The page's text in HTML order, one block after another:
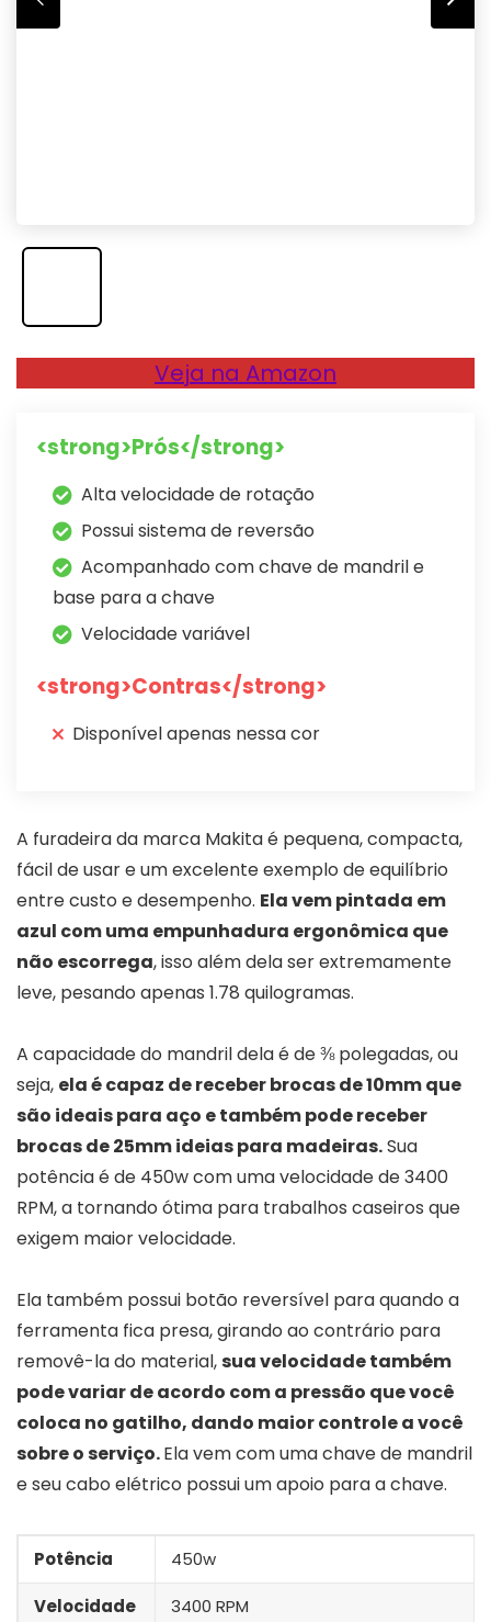
Veja na Amazon
<strong>Prós</strong>
Alta velocidade de rotação
Possui sistema de reversão
Acompanhado com chave de mandril e
base para a chave
Velocidade variável
<strong>Contras</strong>
Disponível apenas nessa cor
A furadeira da marca Makita é pequena, compacta,
fácil de usar e um excelente exemplo de equilíbrio
entre custo e desempenho. Ela vem pintada em
azul com uma empunhadura ergonômica que
não escorrega, isso além dela ser extremamente
leve, pesando apenas 1.78 quilogramas.
A capacidade do mandril dela é de ⅜ polegadas, ou
seja, ela é capaz de receber brocas de 10mm que
são ideais para aço e também pode receber
brocas de 25mm ideias para madeiras.Sua
potência é de 450w com uma velocidade de 3400
RPM, a tornando ótima para trabalhos caseiros que
exigem maior velocidade.
Ela também possui botão reversível para quando a
ferramenta fica presa, girando ao contrário para
removê-la do material,sua velocidade também
pode variar de acordo com a pressão que você
coloca no gatilho, dando maior controle a você
sobre o serviço.Ela vem com uma chave de mandril
e seu cabo elétrico possui um apoio para a chave.
Potência 450w
Velocidade 3400 RPM